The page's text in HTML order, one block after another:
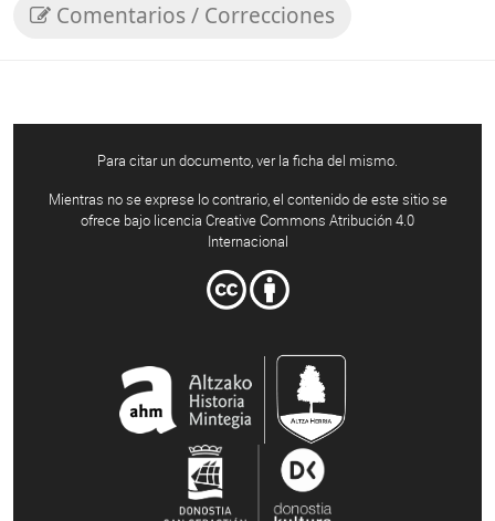
Comentarios / Correcciones
Para citar un documento, ver la ficha del mismo.
Mientras no se exprese lo contrario, el contenido de este sitio se
ofrece bajo licencia Creative Commons Atribución 4.0
Internacional